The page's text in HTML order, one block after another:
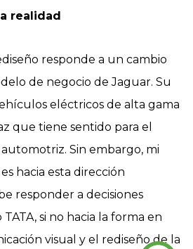
realidad
responde a un cambio
de negocio de Jaguar. Su
eléctricos de alta gama
que tiene sentido para el
Sin embargo, mi
hacia esta dirección
responder a decisiones
si no hacia la forma en
visual y el rediseño de la